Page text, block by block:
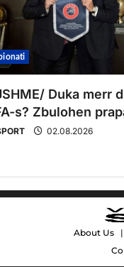
Duka merr
s? Zbulohen
02.08.2026
About Us |